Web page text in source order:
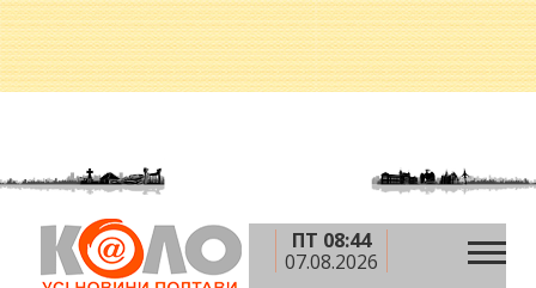
ПТ 08:44
07.08.2026
Головна » Новини »
Шишацькі медики отримали
нові санітарні машини